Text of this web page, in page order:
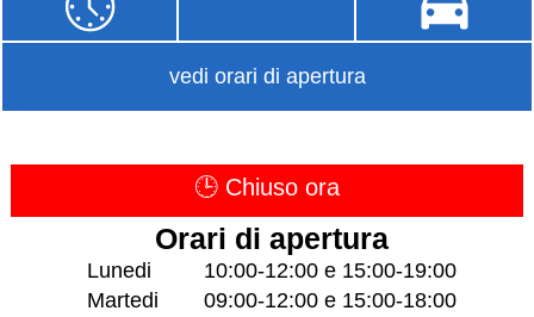
vedi orari di apertura
🕒 Chiuso ora
Orari di apertura
Lunedi
10:00-12:00 e 15:00-19:00
Martedi
09:00-12:00 e 15:00-18:00